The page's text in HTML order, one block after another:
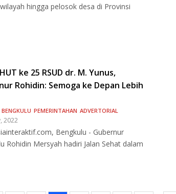
hingga pelosok desa di Provinsi
ke 25 RSUD dr. M. Yunus,
Rohidin: Semoga ke Depan Lebih
PEMERINTAHAN ADVERTORIAL
2022
Bengkulu - Gubernur
Rohidin Mersyah hadiri Jalan Sehat dalam